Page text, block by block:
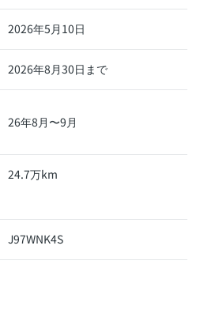
2026年5月10日
2026年8月30日まで
26年8月〜9月
24.7万km
J97WNK4S